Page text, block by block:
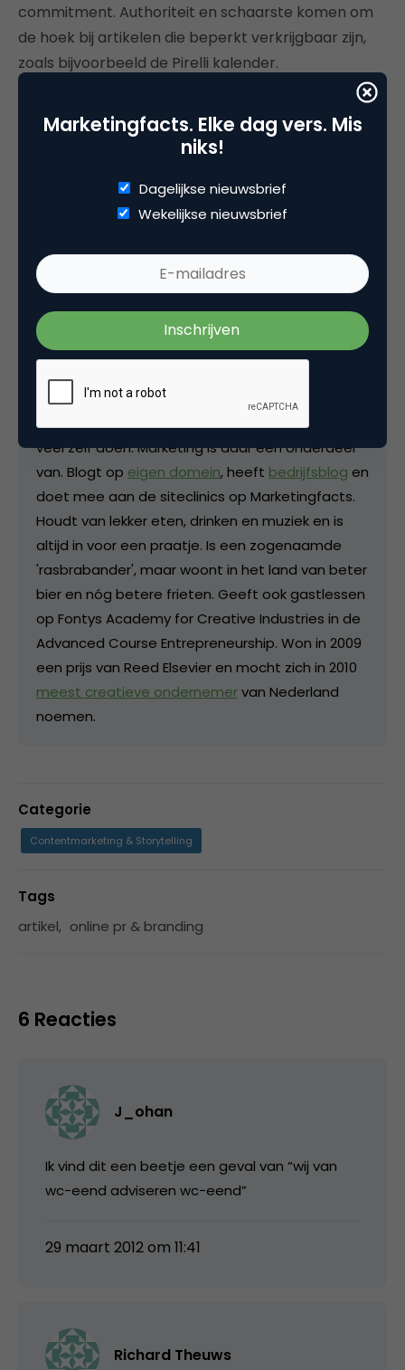
commitment. Authoriteit en schaarste komen om
de hoek bij artikelen die beperkt verkrijgbaar zijn,
zoals bijvoorbeeld de Pirelli kalender.
Kortom; promotionele artikelen moeten in iedere
goede marktingmix toegepast worden!
Deel dit artikel
Kopieer link
Richard Theuws
Zelfstandig ondernemer met een handje van
veel zelf doen. Marketing is daar een onderdeel
van. Blogt op eigen domein, heeft bedrijfsblog en
doet mee aan de siteclinics op Marketingfacts.
Houdt van lekker eten, drinken en muziek en is
altijd in voor een praatje. Is een zogenaamde
'rasbrabander', maar woont in het land van beter
bier en nóg betere frieten. Geeft ook gastlessen
op Fontys Academy for Creative Industries in de
Advanced Course Entrepreneurship. Won in 2009
een prijs van Reed Elsevier en mocht zich in 2010
meest creatieve ondernemervan Nederland
noemen.
Categorie
Contentmarketing & Storytelling
Tags
artikel, online pr & branding
6 Reacties
J_ohan
Ik vind dit een beetje een geval van “wij van
wc-eend adviseren wc-eend”
29 maart 2012 om 11:41
Richard Theuws
Marketingfacts. Elke dag vers. Mis
niks!
Dagelijkse nieuwsbrief
Wekelijkse nieuwsbrief